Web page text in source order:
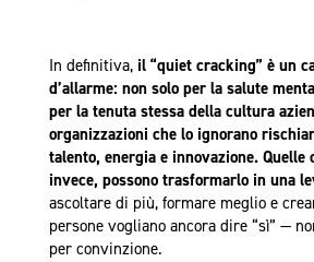
In definitiva, il “quiet cracking” è un
d’allarme: non solo per la salute
per la tenuta stessa della cultura
organizzazioni che lo ignorano
talento, energia e innovazione. Quelle
invece, possono trasformarlo in una
ascoltare di più, formare meglio e
persone vogliano ancora dire “sì” —
per convinzione.